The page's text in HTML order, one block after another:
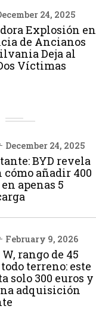
24, 2025
Explosión en
de Ancianos
Deja al
Víctimas
December 24, 2025
BYD revela
cómo añadir 400
apenas 5
February 9, 2026
rango de 45
terreno: este
solo 300 euros y
adquisición